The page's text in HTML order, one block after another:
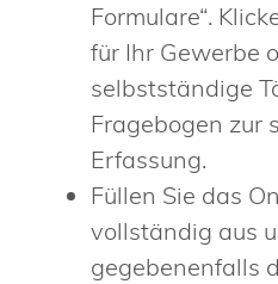
Formulare“.
für Ihr Gewerbe
selbstständige
Fragebogen zur
Erfassung.
Füllen Sie das
vollständig aus
gegebenenfalls